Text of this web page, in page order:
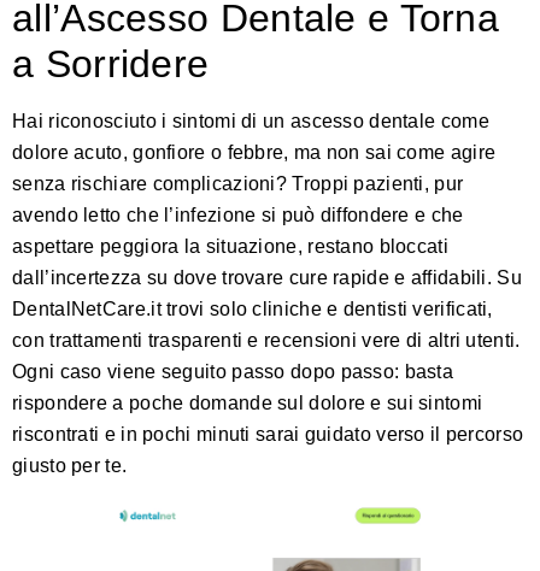
all’Ascesso Dentale e Torna
a Sorridere
Hai riconosciuto i sintomi di un ascesso dentale come
dolore acuto, gonfiore o febbre, ma non sai come agire
senza rischiare complicazioni? Troppi pazienti, pur
avendo letto che l’infezione si può diffondere e che
aspettare peggiora la situazione, restano bloccati
dall’incertezza su dove trovare cure rapide e affidabili. Su
DentalNetCare.ittrovi solo cliniche e dentisti verificati,
con trattamenti trasparenti e recensioni vere di altri utenti.
Ogni caso viene seguito passo dopo passo: basta
rispondere a poche domande sul dolore e sui sintomi
riscontrati e in pochi minuti sarai guidato verso il percorso
giusto per te.